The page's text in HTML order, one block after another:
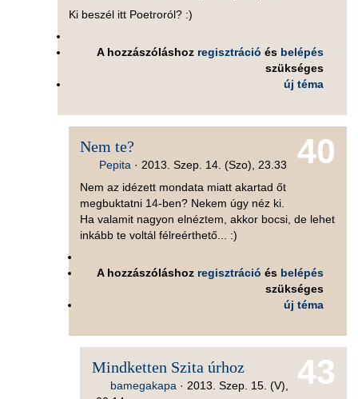
Ki beszél itt Poetroról? :)
A hozzászóláshoz regisztráció és belépés
szükséges
új téma
40
Nem te?
Pepita ·2013. Szep. 14. (Szo), 23.33
Nem az idézett mondata miatt akartad őt
megbuktatni 14-ben? Nekem úgy néz ki.
Ha valamit nagyon elnéztem, akkor bocsi, de lehet
inkább te voltál félreérthető... :)
A hozzászóláshoz regisztráció és belépés
szükséges
új téma
43
Mindketten Szita úrhoz
bamegakapa ·2013. Szep. 15. (V),